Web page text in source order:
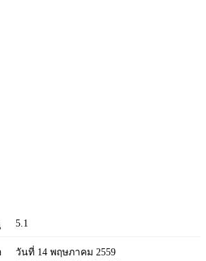
5.1
วันที่ 14 พฤษภาคม 2559